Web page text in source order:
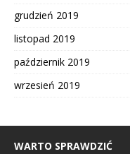
grudzień 2019
listopad 2019
październik 2019
wrzesień 2019
WARTO SPRAWDZIĆ